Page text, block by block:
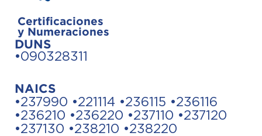
Certificaciones
y Numeraciones
DUNS
•090328311
NAICS
•237990 •221114 •236115 •236116
•236210 •236220 •237110 •237120
•237130 •238210 •238220